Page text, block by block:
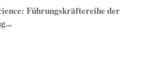
Führungskräftereihe der